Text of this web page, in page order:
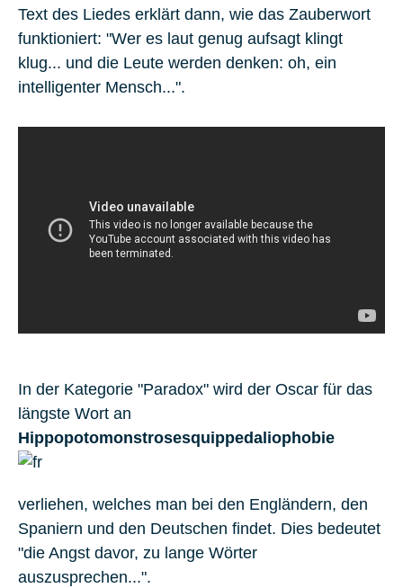
Text des Liedes erklärt dann, wie das Zauberwort
funktioniert: "Wer es laut genug aufsagt klingt
klug... und die Leute werden denken: oh, ein
intelligenter Mensch...".
In der Kategorie "Paradox" wird der Oscar für das
längste Wort an
Hippopotomonstrosesquippedaliophobie
verliehen, welches man bei den Engländern, den
Spaniern und den Deutschen findet. Dies bedeutet
"die Angst davor, zu lange Wörter
auszusprechen...".